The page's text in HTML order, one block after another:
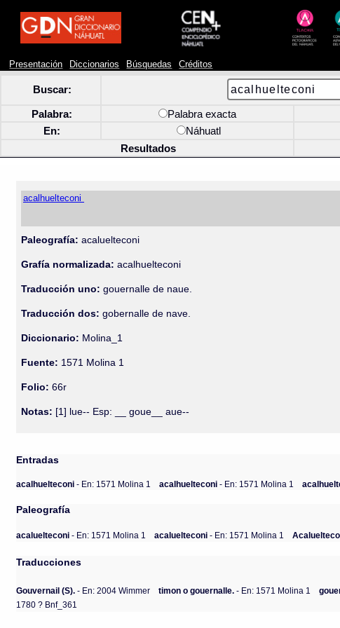
Presentación Diccionarios Búsquedas Créditos
Buscar:
Palabra: Palabra exacta
En:
Náhuatl
Resultados
acalhuelteconi
Paleografía: acaluelteconi
Grafía normalizada: acalhuelteconi
Traducción uno: gouernalle de naue.
Traducción dos: gobernalle de nave.
Diccionario: Molina_1
Fuente: 1571 Molina 1
Folio: 66r
Notas: [1] lue-- Esp: __ goue__ aue--
Entradas
acalhuelteconi- En: 1571 Molina 1 acalhuelteconi- En: 1571 Molina 1
Paleografía
acaluelteconi - En: 1571 Molina 1 acaluelteconi - En: 1571 Molina 1
Traducciones
Gouvernail (S). - En: 2004 Wimmer timon o gouernalle. - En: 1571 Molina 1
1780 ? Bnf_361